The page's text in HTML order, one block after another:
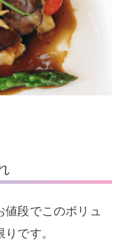
値段でこのボリュ
です。